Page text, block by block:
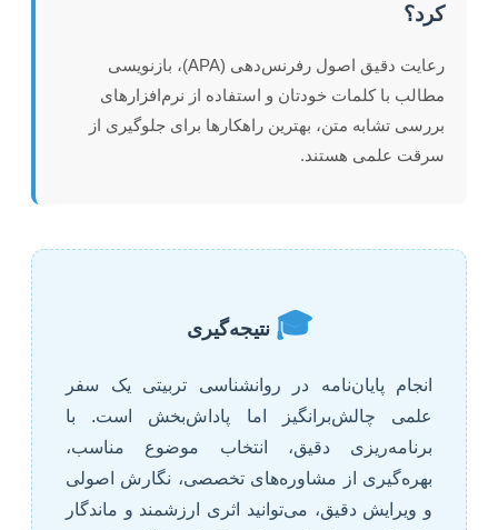
کرد؟
رعایت دقیق اصول رفرنس‌دهی (APA)، بازنویسی
مطالب با کلمات خودتان و استفاده از نرم‌افزارهای
بررسی تشابه متن، بهترین راهکارها برای جلوگیری از
سرقت علمی هستند.
🎓 نتیجه‌گیری
انجام پایان‌نامه در روانشناسی تربیتی یک سفر
علمی چالش‌برانگیز اما پاداش‌بخش است. با
برنامه‌ریزی دقیق، انتخاب موضوع مناسب،
بهره‌گیری از مشاوره‌های تخصصی، نگارش اصولی
و ویرایش دقیق، می‌توانید اثری ارزشمند و ماندگار